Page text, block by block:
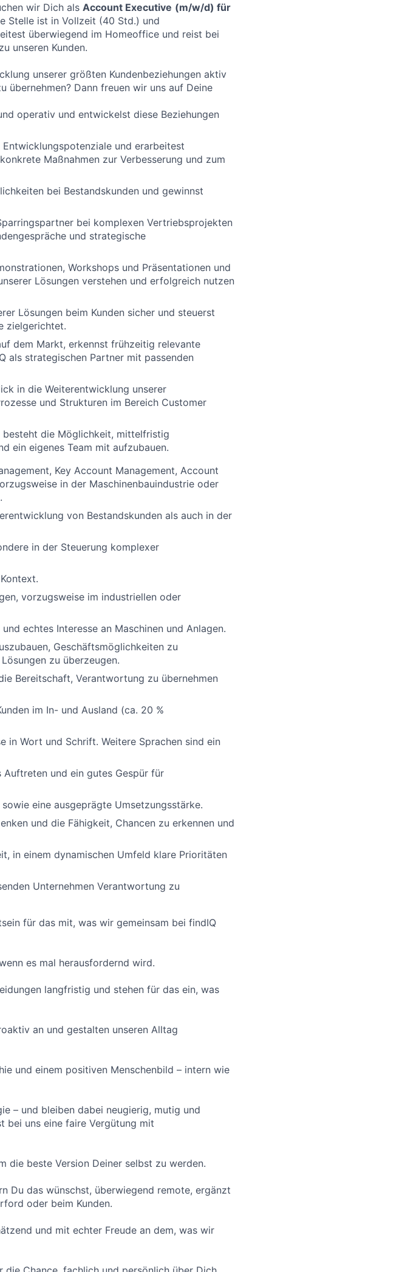
wir Dich als Account Executive (m/w/d) für
Stelle ist in Vollzeit (40 Std.) und
überwiegend im Homeoffice und reist bei
unseren Kunden.
unserer größten Kundenbeziehungen aktiv
Dann freuen wir uns auf Deine
operativ und entwickelst diese Beziehungen
und erarbeitest
Maßnahmen zur Verbesserung und zum
bei Bestandskunden und gewinnst
bei komplexen Vertriebsprojekten
und strategische
Workshops und Präsentationen und
Lösungen verstehen und erfolgreich nutzen
Lösungen beim Kunden sicher und steuerst
zielgerichtet.
dem Markt, erkennst frühzeitig relevante
als strategischen Partner mit passenden
in die Weiterentwicklung unserer
und Strukturen im Bereich Customer
besteht die Möglichkeit, mittelfristig
ein eigenes Team mit aufzubauen.
Key Account Management, Account
in der Maschinenbauindustrie oder
von Bestandskunden als auch in der
in der Steuerung komplexer
vorzugsweise im industriellen oder
echtes Interesse an Maschinen und Anlagen.
Geschäftsmöglichkeiten zu
zu überzeugen.
Bereitschaft, Verantwortung zu übernehmen
im In- und Ausland (ca. 20 %
in Wort und Schrift. Weitere Sprachen sind ein
Auftreten und ein gutes Gespür für
eine ausgeprägte Umsetzungsstärke.
und die Fähigkeit, Chancen zu erkennen und
in einem dynamischen Umfeld klare Prioritäten
Unternehmen Verantwortung zu
für das mit, was wir gemeinsam bei findIQ
es mal herausfordernd wird.
langfristig und stehen für das ein, was
an und gestalten unseren Alltag
und einem positiven Menschenbild – intern wie
– und bleiben dabei neugierig, mutig und
bei uns eine faire Vergütung mit
die beste Version Deiner selbst zu werden.
Du das wünschst, überwiegend remote, ergänzt
oder beim Kunden.
und mit echter Freude an dem, was wir